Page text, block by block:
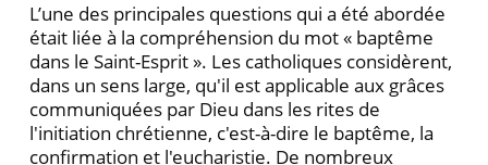
L’une des principales questions qui a été abordée
était liée à la compréhension du mot « baptême
dans le Saint-Esprit ». Les catholiques considèrent,
dans un sens large, qu'il est applicable aux grâces
communiquées par Dieu dans les rites de
l'initiation chrétienne, c'est-à-dire le baptême, la
confirmation et l'eucharistie. De nombreux